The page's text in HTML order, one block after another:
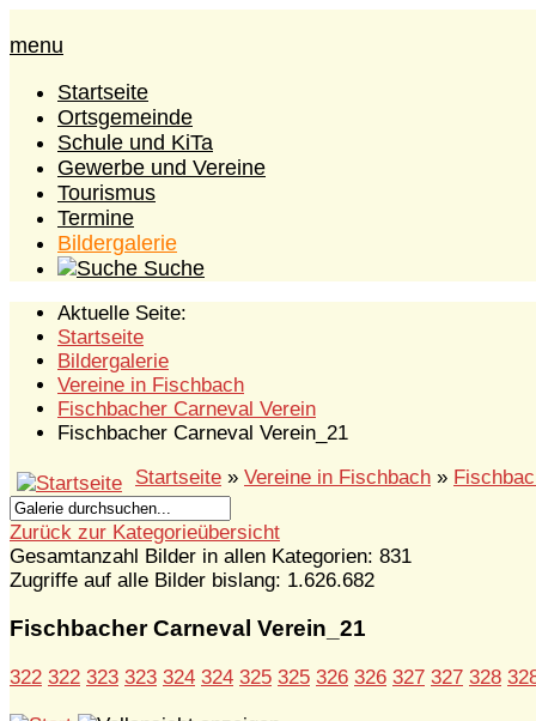
menu
Startseite
Ortsgemeinde
Schule und KiTa
Gewerbe und Vereine
Tourismus
Termine
Bildergalerie
Suche
Aktuelle Seite:
Startseite
Bildergalerie
Vereine in Fischbach
Fischbacher Carneval Verein
Fischbacher Carneval Verein_21
Startseite » Vereine in Fischbach »
Zurück zur Kategorieübersicht
Gesamtanzahl Bilder in allen Kategorien: 831
Zugriffe auf alle Bilder bislang: 1.626.682
Fischbacher Carneval Verein_21
322 322 323 323 324 324 325 325 326 326 327 327 328